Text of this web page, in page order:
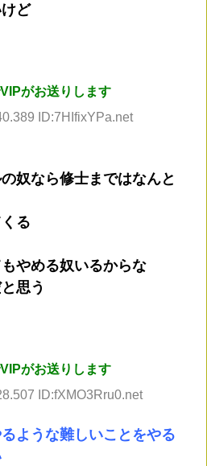
ど
がお送りします
ID:7HIfixYPa.net
奴なら修士まではなんと
る
やめる奴いるからな
思う
がお送りします
ID:fXMO3Rru0.net
ような難しいことをやる